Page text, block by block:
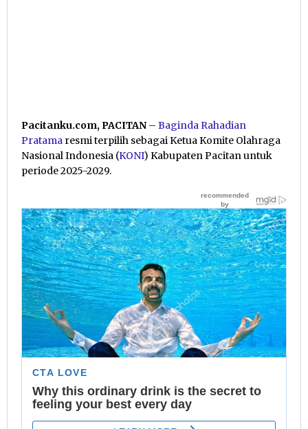
Pacitanku.com, PACITAN – Baginda Rahadian
Pratama resmi terpilih sebagai Ketua Komite Olahraga
Nasional Indonesia (KONI) Kabupaten Pacitan untuk
periode 2025-2029.